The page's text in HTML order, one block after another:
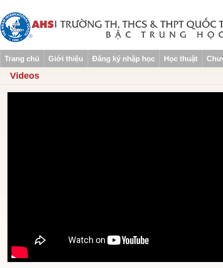
Trang chủ Giới thiệu Đăng ký nhập học Học thuật
Videos